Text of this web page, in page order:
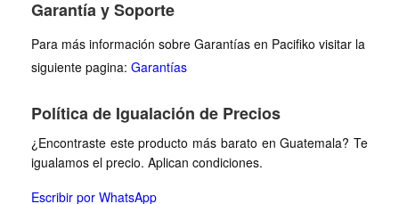
Garantía y Soporte
Para más información sobre Garantías en Pacifiko visitar la
siguiente pagina: Garantías
Política de Igualación de Precios
¿Encontraste este producto más barato en Guatemala? Te
igualamos el precio. Aplican condiciones.
Escribir por WhatsApp